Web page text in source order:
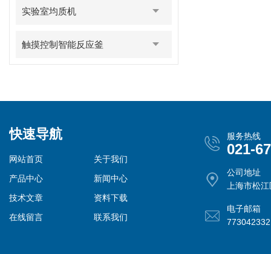
实验室均质机
触摸控制智能反应釜
快速导航
网站首页
关于我们
产品中心
新闻中心
技术文章
资料下载
在线留言
联系我们
服务热线
021-
公司地址
上海市松
电子邮箱